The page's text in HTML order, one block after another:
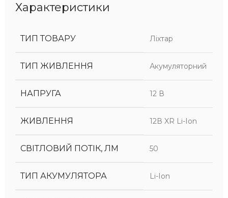
Характеристики
ТИП ТОВАРУ Ліхтар
ТИП ЖИВЛЕННЯ Акумуляторний
НАПРУГА 12 В
ЖИВЛЕННЯ 12В XR Li-Ion
СВІТЛОВИЙ ПОТІК, ЛМ 50
ТИП АКУМУЛЯТОРА Li-Ion